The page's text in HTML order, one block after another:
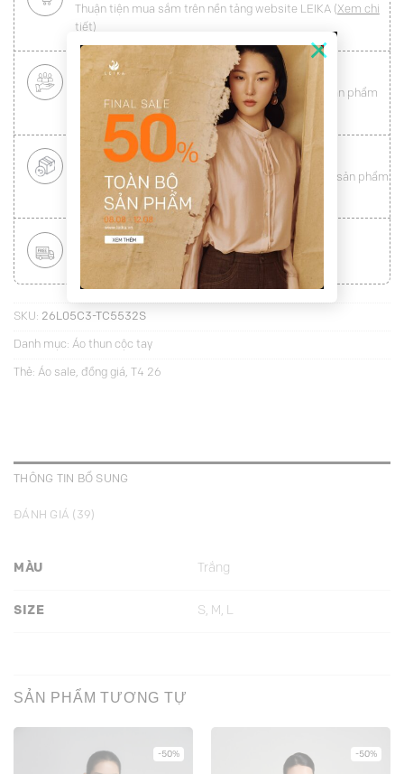
×
Thuận tiện mua sắm trên nền tảng website LEIKA (Xem chi
tiết)
CHÍNH SÁCH KHÁCH HÀNG THÂN THIẾT
hài lòng toàn vẹn từ sản phẩm
đến dịch vụ ( Xem chi tiết
ĐỔI HÀNG NHANH CHÓNG
Được đổi trả hàng nhanh chóng lên tới15 ngày
cho sản phẩm
Xem chi tiết)
MIỄN PHÍ VẬN CHUYỂN TOÀN QUỐC
Áp dụng với hóa đơn từ 300.000Đ Xem chi tiết
SKU: 26L05C3-TC5532S
Danh mục: Áo thun cộc tay
Thẻ: Áo sale, đồng giá, T4 26
THÔNG TIN BỔ SUNG
ĐÁNH GIÁ (39)
MÀU Trắng
SIZE S, M, L
SẢN PHẨM TƯƠNG TỰ
-50% -50%